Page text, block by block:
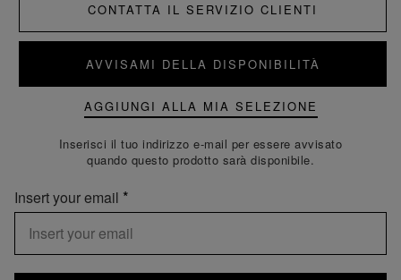
CONTATTA IL SERVIZIO CLIENTI
AVVISAMI DELLA DISPONIBILITÀ
AGGIUNGI ALLA MIA SELEZIONE
Inserisci il tuo indirizzo e-mail per essere avvisato
quando questo prodotto sarà disponibile.
Insert your email